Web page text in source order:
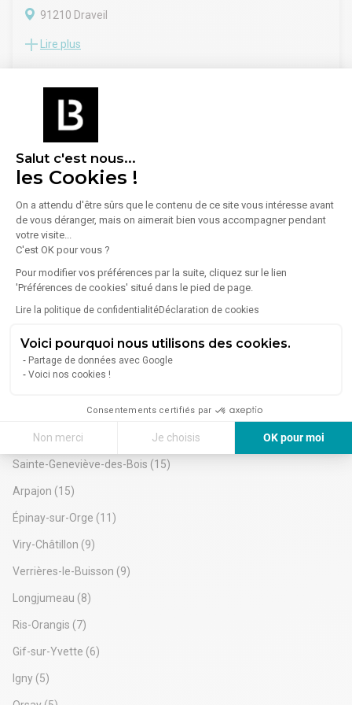
Salut c'est nous...
les Cookies !
On a attendu d'être sûrs que le contenu de ce site vous intéresse avant
de vous déranger, mais on aimerait bien vous accompagner pendant
votre visite...
C'est OK pour vous ?
Pour modifier vos préférences par la suite, cliquez sur le lien
'Préférences de cookies' situé dans le pied de page.
Lire la politique de confidentialitéDéclaration de cookies
Voici pourquoi nous utilisons des cookies.
Partage de données avec Google
Voici nos cookies !
Consentements certifiés par
Non merci Je choisis
OK pour moi
Axeptio consent
Plateforme de Gestion du Consentement : Personnalisez vos Options
Notre plateforme vous permet d'adapter et de gérer vos paramètres
Dépot de garantie : 3 mois de loyer HT HC
91210 Draveil
Situé à proximité des axes N6 et N7, au coeur de la zone
locaux sociaux en RDC, complétés par des bureaux au 1er
Lire plus
Essonne - Location Entrepôt
Morangis(63)
Chilly-Mazarin(63)
Massy (50)
Évry-Courcouronnes (45)
Brétigny-sur-Orge(41)
Saint-Michel-sur-Orge(26)
Grigny (24)
Sainte-Geneviève-des-Bois (15)
Arpajon (15)
Épinay-sur-Orge (11)
Viry-Châtillon (9)
Verrières-le-Buisson (9)
Longjumeau (8)
Ris-Orangis (7)
Gif-sur-Yvette (6)
Igny (5)